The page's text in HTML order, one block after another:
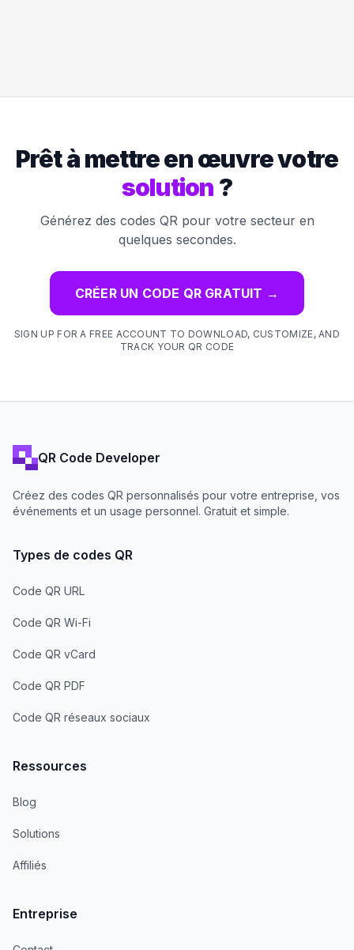
Prêt à mettre en œuvre votre
solution ?
Générez des codes QR pour votre secteur en
quelques secondes.
CRÉER UN CODE QR GRATUIT →
SIGN UP FOR A FREE ACCOUNT TO DOWNLOAD, CUSTOMIZE, AND
TRACK YOUR QR CODE
QR Code Developer
Créez des codes QR personnalisés pour votre entreprise, vos
événements et un usage personnel. Gratuit et simple.
Types de codes QR
Code QR URL
Code QR Wi-Fi
Code QR vCard
Code QR PDF
Code QR réseaux sociaux
Ressources
Blog
Solutions
Affiliés
Entreprise